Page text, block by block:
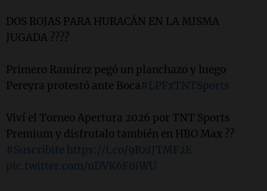
DOS ROJAS PARA HURACÁN EN LA MISMA
JUGADA ????
Primero Ramírez pegó un planchazo y luego
Pereyra protestó ante Boca#LPFxTNTSports
Viví el Torneo Apertura 2026 por TNT Sports
Premium y disfrutalo también en HBO Max ??
#Suscribite https://t.co/9RzIJTMF2E
pic.twitter.com/nDVK6F0iWU